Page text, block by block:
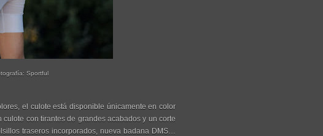
Sportful
el culote está disponible únicamente en color
con tirantes de grandes acabados y un corte
traseros incorporados, nueva badana DMS…